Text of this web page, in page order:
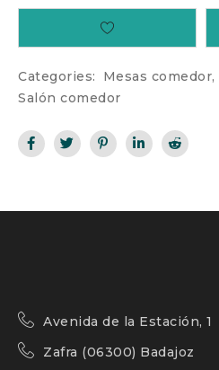
Categories: Mesas comedor,
Salón comedor
Avenida de la Estación, 1
Zafra (06300) Badajoz